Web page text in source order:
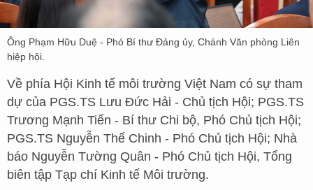
Ông Phạm Hữu Duệ - Phó Bí thư Đảng ủy, Chánh Văn phòng Liên
hiệp hội.
Về phía Hội Kinh tế môi trường Việt Nam có sự tham
dự của PGS.TS Lưu Đức Hải - Chủ tịch Hội; PGS.TS
Trương Mạnh Tiến - Bí thư Chi bộ, Phó Chủ tịch Hội;
PGS.TS Nguyễn Thế Chinh - Phó Chủ tịch Hội; Nhà
báo Nguyễn Tường Quân - Phó Chủ tịch Hội, Tổng
biên tập Tạp chí Kinh tế Môi trường.